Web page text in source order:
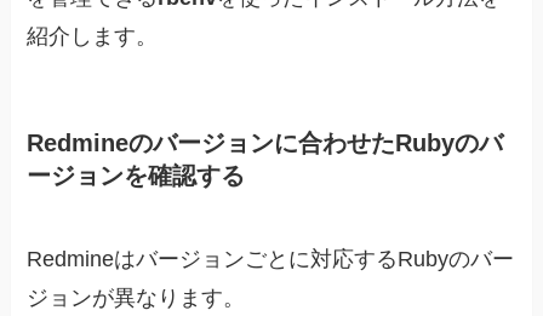
紹介します。
Redmineのバージョンに合わせたRubyのバ
ージョンを確認する
Redmineはバージョンごとに対応するRubyのバー
ジョンが異なります。